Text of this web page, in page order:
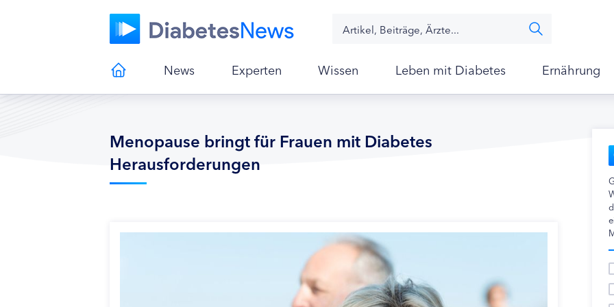
News Experten Wissen Leben mit Diabetes Ernährung
Menopause bringt für Frauen mit Diabetes
Herausforderungen